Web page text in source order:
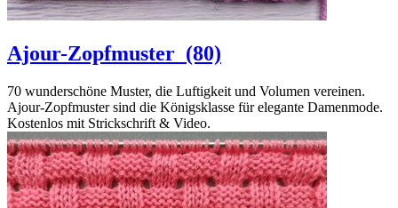
Ajour-Zopfmuster (80)
70 wunderschöne Muster, die Luftigkeit und Volumen vereinen.
Ajour-Zopfmuster sind die Königsklasse für elegante Damenmode.
Kostenlos mit Strickschrift & Video.